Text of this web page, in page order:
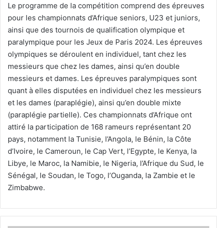
Le programme de la compétition comprend des épreuves
pour les championnats d’Afrique seniors, U23 et juniors,
ainsi que des tournois de qualification olympique et
paralympique pour les Jeux de Paris 2024. Les épreuves
olympiques se déroulent en individuel, tant chez les
messieurs que chez les dames, ainsi qu’en double
messieurs et dames. Les épreuves paralympiques sont
quant à elles disputées en individuel chez les messieurs
et les dames (paraplégie), ainsi qu’en double mixte
(paraplégie partielle). Ces championnats d’Afrique ont
attiré la participation de 168 rameurs représentant 20
pays, notamment la Tunisie, l’Angola, le Bénin, la Côte
d’Ivoire, le Cameroun, le Cap Vert, l’Egypte, le Kenya, la
Libye, le Maroc, la Namibie, le Nigeria, l’Afrique du Sud, le
Sénégal, le Soudan, le Togo, l’Ouganda, la Zambie et le
Zimbabwe.